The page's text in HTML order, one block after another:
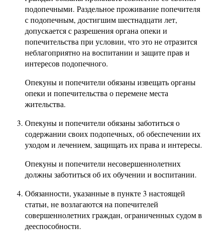
подопечными. Раздельное проживание попечителя
с подопечным, достигшим шестнадцати лет,
допускается с разрешения органа опеки и
попечительства при условии, что это не отразится
неблагоприятно на воспитании и защите прав и
интересов подопечного.
Опекуны и попечители обязаны извещать органы
опеки и попечительства о перемене места
жительства.
Опекуны и попечители обязаны заботиться о
содержании своих подопечных, об обеспечении их
уходом и лечением, защищать их права и интересы.
Опекуны и попечители несовершеннолетних
должны заботиться об их обучении и воспитании.
Обязанности, указанные в пункте 3 настоящей
статьи, не возлагаются на попечителей
совершеннолетних граждан, ограниченных судом в
дееспособности.